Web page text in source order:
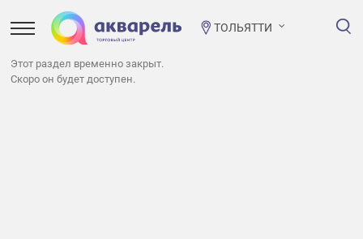
ТОЛЬЯТТИ
Этот раздел временно закрыт.
Скоро он будет доступен.